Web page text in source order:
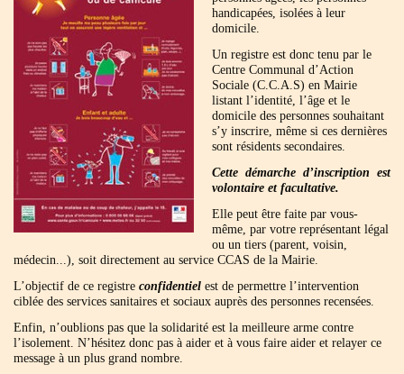
handicapées, isolées à leur
domicile.
Un registre est donc tenu par le
Centre Communal d’Action
Sociale (C.C.A.S) en Mairie
listant l’identité, l’âge et le
domicile des personnes souhaitant
s’y inscrire, même si ces dernières
sont résidents secondaires.
Cette démarche d’inscription est
volontaire et facultative.
Elle peut être faite par vous-
même, par votre représentant légal
ou un tiers (parent, voisin,
médecin...), soit directement au service CCAS de la Mairie.
L’objectif de ce registre confidentiel est de permettre l’intervention
ciblée des services sanitaires et sociaux auprès des personnes recensées.
Enfin, n’oublions pas que la solidarité est la meilleure arme contre
l’isolement. N’hésitez donc pas à aider et à vous faire aider et relayer ce
message à un plus grand nombre.